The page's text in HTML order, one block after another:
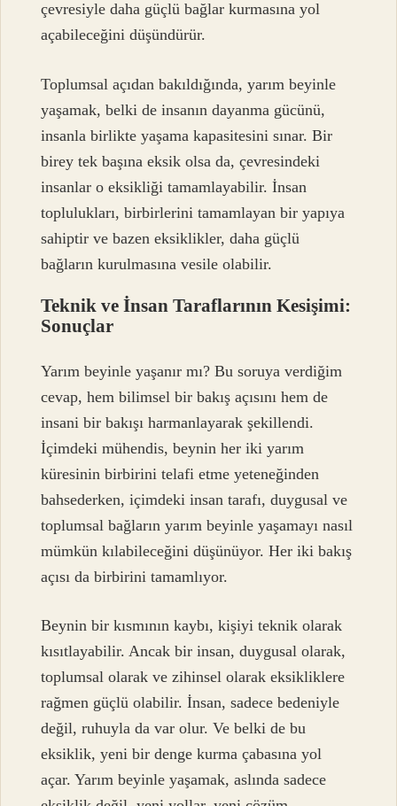
çevresiyle daha güçlü bağlar kurmasına yol
açabileceğini düşündürür.
Toplumsal açıdan bakıldığında, yarım beyinle
yaşamak, belki de insanın dayanma gücünü,
insanla birlikte yaşama kapasitesini sınar. Bir
birey tek başına eksik olsa da, çevresindeki
insanlar o eksikliği tamamlayabilir. İnsan
toplulukları, birbirlerini tamamlayan bir yapıya
sahiptir ve bazen eksiklikler, daha güçlü
bağların kurulmasına vesile olabilir.
Teknik ve İnsan Taraflarının Kesişimi:
Sonuçlar
Yarım beyinle yaşanır mı? Bu soruya verdiğim
cevap, hem bilimsel bir bakış açısını hem de
insani bir bakışı harmanlayarak şekillendi.
İçimdeki mühendis, beynin her iki yarım
küresinin birbirini telafi etme yeteneğinden
bahsederken, içimdeki insan tarafı, duygusal ve
toplumsal bağların yarım beyinle yaşamayı nasıl
mümkün kılabileceğini düşünüyor. Her iki bakış
açısı da birbirini tamamlıyor.
Beynin bir kısmının kaybı, kişiyi teknik olarak
kısıtlayabilir. Ancak bir insan, duygusal olarak,
toplumsal olarak ve zihinsel olarak eksikliklere
rağmen güçlü olabilir. İnsan, sadece bedeniyle
değil, ruhuyla da var olur. Ve belki de bu
eksiklik, yeni bir denge kurma çabasına yol
açar. Yarım beyinle yaşamak, aslında sadece